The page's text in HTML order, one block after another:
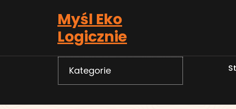
Myśl Eko
Logicznie
Kategorie St